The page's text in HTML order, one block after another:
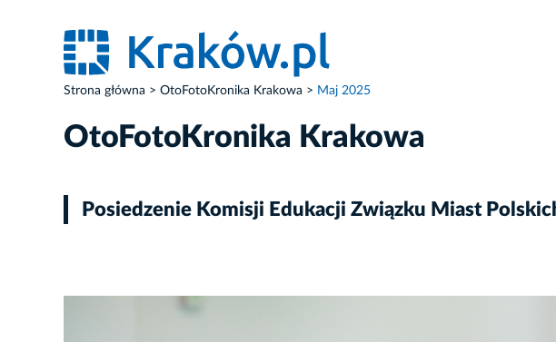
Strona główna OtoFotoKronika Krakowa Maj 2025
OtoFotoKronika Krakowa
Posiedzenie Komisji Edukacji Związku Miast